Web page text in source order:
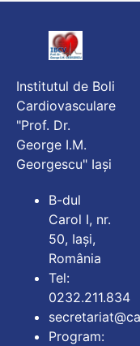
Institutul de Boli
Cardiovasculare
"Prof. Dr.
George I.M.
Georgescu" Iași
B-dul
Carol I, nr.
50, Iași,
România
Tel:
0232.211.834
Program: